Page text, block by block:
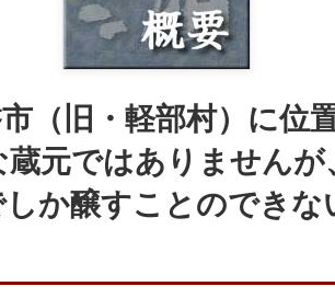
（旧・軽部村）に位
元ではありませんが
か醸すことのできな